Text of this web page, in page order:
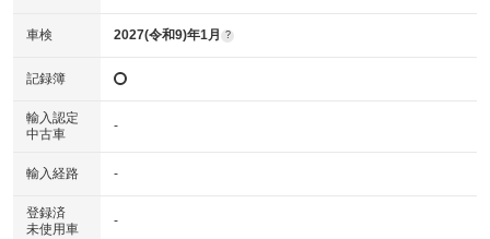
車検 2027(令和9)年1月 ?
記録簿
輸入認定
中古車
-
輸入経路 -
登録済
未使用車
-